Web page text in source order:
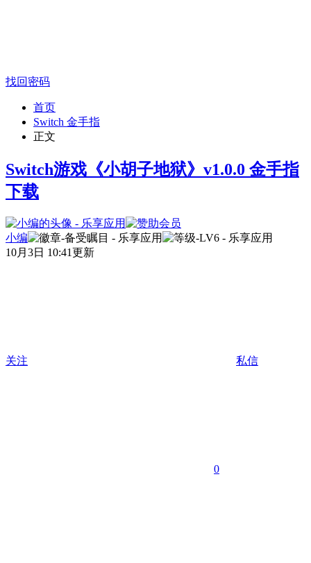
找回密码
首页
Switch 金手指
正文
Switch游戏《小胡子地狱》v1.0.0 金手指
下载
小编
10月3日 10:41更新
关注 私信
0